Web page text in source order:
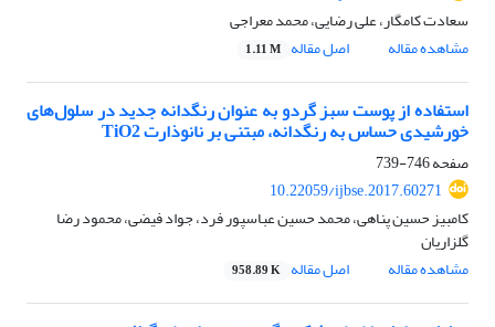
سعادت کامگار، علی رضایی، محمد معراجی
مشاهده مقاله
اصل مقاله 1.11 M
استفاده از پوست سبز گردو به عنوان رنگدانه جدید در سلول‌های
خورشیدی حساس به رنگدانه، مبتنی بر نانوذارت TiO2
صفحه746-739
10.22059/ijbse.2017.60271
کامبیز حسین پناهی، محمد حسین عباسپور فرد، جواد فیضی، محمود رضا
گلزاریان
مشاهده مقاله
اصل مقاله 958.89 K